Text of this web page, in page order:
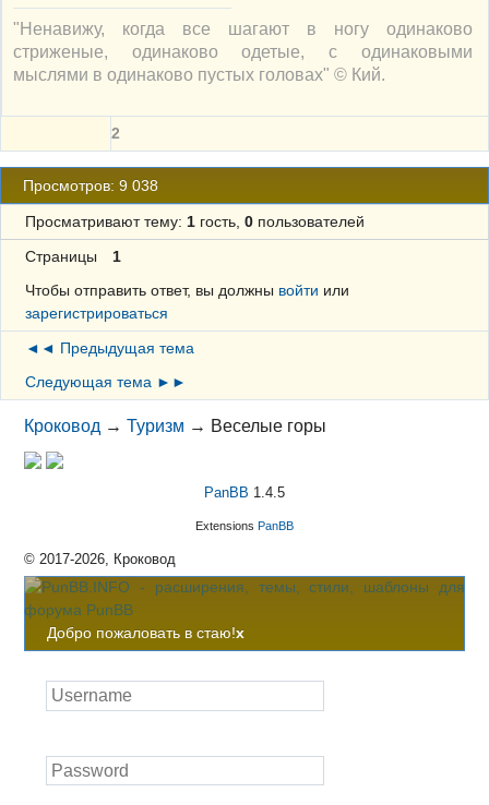
"Ненавижу, когда все шагают в ногу одинаково
стриженые, одинаково одетые, с одинаковыми
мыслями в одинаково пустых головах" © Кий.
2
Просмотров: 9 038
Просматривают тему: 1гость, 0пользователей
Страницы
1
Чтобы отправить ответ, вы должны войти или
зарегистрироваться
◄◄ Предыдущая тема
Следующая тема ►►
Кроковод →Туризм → Веселые горы
PanBB 1.4.5
Extensions PanBB
© 2017-2026, Кроковод
Добро пожаловать в стаю!x